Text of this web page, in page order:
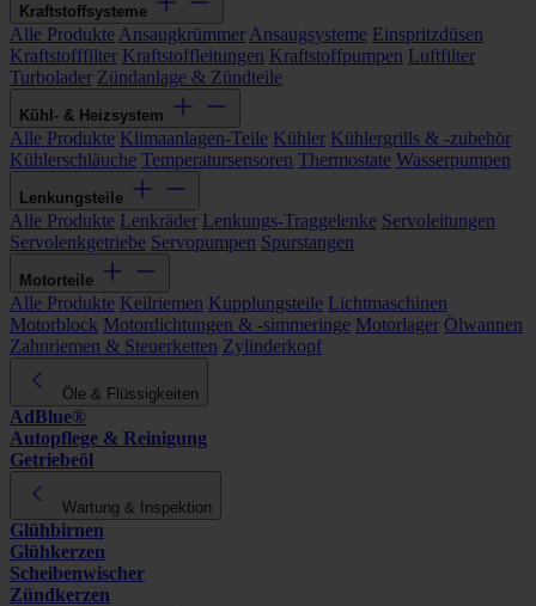
Kraftstoffsysteme
Alle Produkte Ansaugkrümmer Ansaugsysteme Einspritzdüsen
Kraftstofffilter Kraftstoffleitungen Kraftstoffpumpen Luftfilter
Turbolader Zündanlage & Zündteile
Kühl- & Heizsystem
Alle Produkte Klimaanlagen-Teile Kühler Kühlergrills & -zubehör
Kühlerschläuche Temperatursensoren Thermostate Wasserpumpen
Lenkungsteile
Alle Produkte Lenkräder Lenkungs-Traggelenke Servoleitungen
Servolenkgetriebe Servopumpen Spurstangen
Motorteile
Alle Produkte Keilriemen Kupplungsteile Lichtmaschinen
Motorblock Motordichtungen & -simmeringe Motorlager Ölwannen
Zahnriemen & Steuerketten Zylinderkopf
Öle & Flüssigkeiten
AdBlue®
Autopflege & Reinigung
Getriebeöl
Wartung & Inspektion
Glühbirnen
Glühkerzen
Scheibenwischer
Zündkerzen